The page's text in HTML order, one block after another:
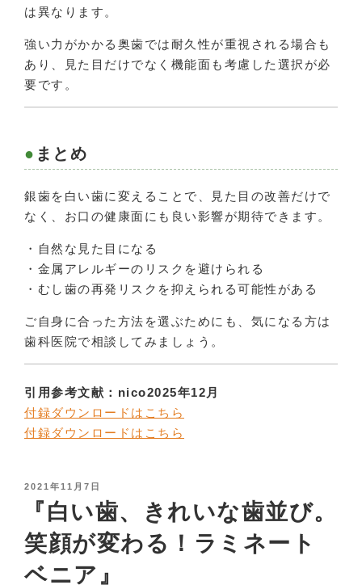
は異なります。
強い力がかかる奥歯では耐久性が重視される場合も
あり、見た目だけでなく機能面も考慮した選択が必
要です。
まとめ
銀歯を白い歯に変えることで、見た目の改善だけで
なく、お口の健康面にも良い影響が期待できます。
・自然な見た目になる
・金属アレルギーのリスクを避けられる
・むし歯の再発リスクを抑えられる可能性がある
ご自身に合った方法を選ぶためにも、気になる方は
歯科医院で相談してみましょう。
引用参考文献：nico2025年12月
付録ダウンロードはこちら
付録ダウンロードはこちら
POSTED
ON
2021年11月7日
『白い歯、きれいな歯並び。
笑顔が変わる！ラミネート
ベニア』